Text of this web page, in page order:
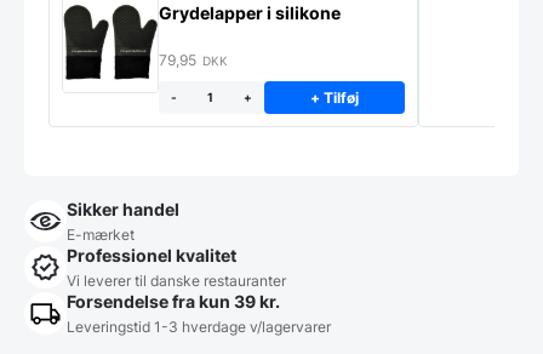
Grydelapper i silikone
79,95 DKK
- + + Tilføj
Sikker handel
E-mærket
Professionel kvalitet
Vi leverer til danske restauranter
Forsendelse fra kun 39 kr.
Leveringstid 1-3 hverdage v/lagervarer